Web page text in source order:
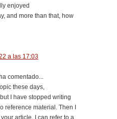
enjoyed
and more than that, how
a las 17:03
ha comentado...
these days,
I have stopped writing
reference material. Then I